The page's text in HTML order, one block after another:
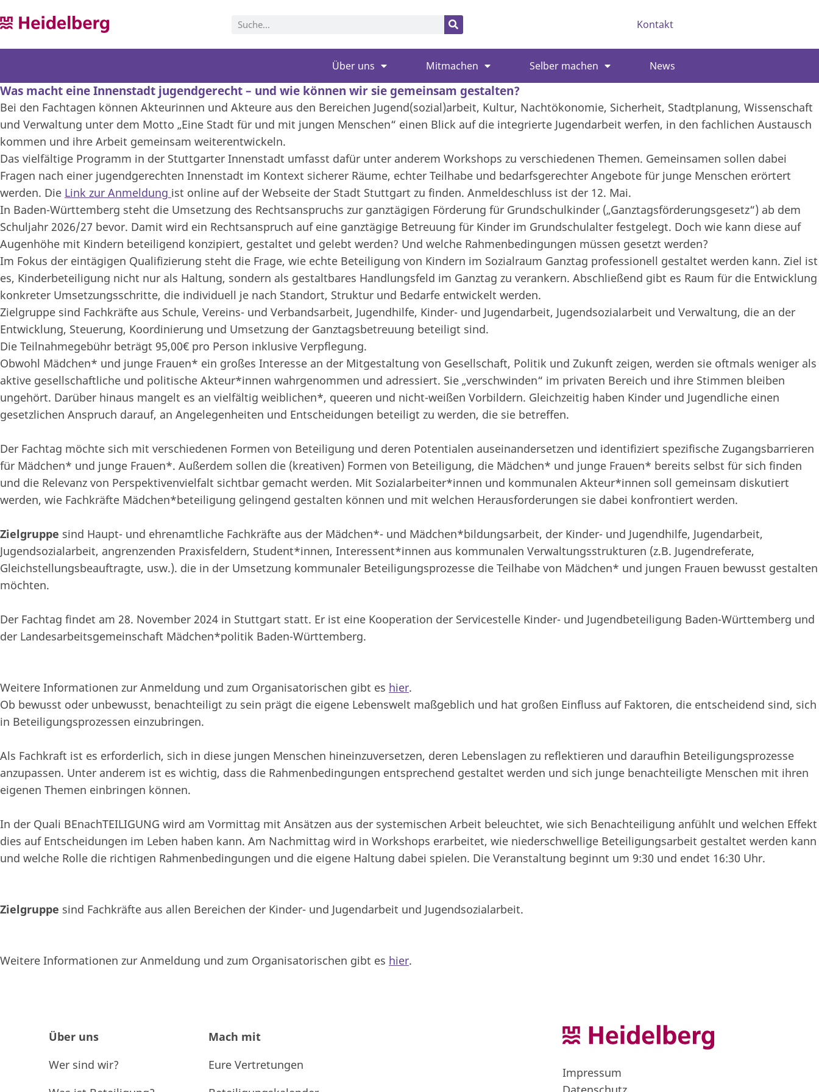
Kontakt
Über uns Mitmachen Selber machen News
Was macht eine Innenstadt jugendgerecht – und wie können wir sie gemeinsam gestalten?
Bei den Fachtagen können Akteurinnen und Akteure aus den Bereichen Jugend(sozial)arbeit, Kultur, Nachtökonomie, Sicherheit, Stadtplanung, Wissenschaft
und Verwaltung unter dem Motto „Eine Stadt für und mit jungen Menschen“ einen Blick auf die integrierte Jugendarbeit werfen, in den fachlichen Austausch
kommen und ihre Arbeit gemeinsam weiterentwickeln.
Das vielfältige Programm in der Stuttgarter Innenstadt umfasst dafür unter anderem Workshops zu verschiedenen Themen. Gemeinsamen sollen dabei
Fragen nach einer jugendgerechten Innenstadt im Kontext sicherer Räume, echter Teilhabe und bedarfsgerechter Angebote für junge Menschen erörtert
werden. Die Link zur Anmeldung ist online auf der Webseite der Stadt Stuttgart zu finden. Anmeldeschluss ist der 12. Mai.
In Baden-Württemberg steht die Umsetzung des Rechtsanspruchs zur ganztägigen Förderung für Grundschulkinder („Ganztagsförderungsgesetz“) ab dem
Schuljahr 2026/27 bevor. Damit wird ein Rechtsanspruch auf eine ganztägige Betreuung für Kinder im Grundschulalter festgelegt. Doch wie kann diese auf
Augenhöhe mit Kindern beteiligend konzipiert, gestaltet und gelebt werden? Und welche Rahmenbedingungen müssen gesetzt werden?
Im Fokus der eintägigen Qualifizierung steht die Frage, wie echte Beteiligung von Kindern im Sozialraum Ganztag professionell gestaltet werden kann. Ziel ist
es, Kinderbeteiligung nicht nur als Haltung, sondern als gestaltbares Handlungsfeld im Ganztag zu verankern. Abschließend gibt es Raum für die Entwicklung
konkreter Umsetzungsschritte, die individuell je nach Standort, Struktur und Bedarfe entwickelt werden.
Zielgruppe sind Fachkräfte aus Schule, Vereins- und Verbandsarbeit, Jugendhilfe, Kinder- und Jugendarbeit, Jugendsozialarbeit und Verwaltung, die an der
Entwicklung, Steuerung, Koordinierung und Umsetzung der Ganztagsbetreuung beteiligt sind.
Die Teilnahmegebühr beträgt 95,00€ pro Person inklusive Verpflegung.
Obwohl Mädchen* und junge Frauen* ein großes Interesse an der Mitgestaltung von Gesellschaft, Politik und Zukunft zeigen, werden sie oftmals weniger als
aktive gesellschaftliche und politische Akteur*innen wahrgenommen und adressiert. Sie „verschwinden“ im privaten Bereich und ihre Stimmen bleiben
ungehört. Darüber hinaus mangelt es an vielfältig weiblichen*, queeren und nicht-weißen Vorbildern. Gleichzeitig haben Kinder und Jugendliche einen
gesetzlichen Anspruch darauf, an Angelegenheiten und Entscheidungen beteiligt zu werden, die sie betreffen.
Der Fachtag möchte sich mit verschiedenen Formen von Beteiligung und deren Potentialen auseinandersetzen und identifiziert spezifische Zugangsbarrieren
für Mädchen* und junge Frauen*. Außerdem sollen die (kreativen) Formen von Beteiligung, die Mädchen* und junge Frauen* bereits selbst für sich finden
und die Relevanz von Perspektivenvielfalt sichtbar gemacht werden. Mit Sozialarbeiter*innen und kommunalen Akteur*innen soll gemeinsam diskutiert
werden, wie Fachkräfte Mädchen*beteiligung gelingend gestalten können und mit welchen Herausforderungen sie dabei konfrontiert werden.
Zielgruppe sind Haupt- und ehrenamtliche Fachkräfte aus der Mädchen*- und Mädchen*bildungsarbeit, der Kinder- und Jugendhilfe, Jugendarbeit,
Jugendsozialarbeit, angrenzenden Praxisfeldern, Student*innen, Interessent*innen aus kommunalen Verwaltungsstrukturen (z.B. Jugendreferate,
Gleichstellungsbeauftragte, usw.). die in der Umsetzung kommunaler Beteiligungsprozesse die Teilhabe von Mädchen* und jungen Frauen bewusst gestalten
möchten.
Der Fachtag findet am 28. November 2024 in Stuttgart statt. Er ist eine Kooperation der Servicestelle Kinder- und Jugendbeteiligung Baden-Württemberg und
der Landesarbeitsgemeinschaft Mädchen*politik Baden-Württemberg.
Weitere Informationen zur Anmeldung und zum Organisatorischen gibt es hier.
Ob bewusst oder unbewusst, benachteiligt zu sein prägt die eigene Lebenswelt maßgeblich und hat großen Einfluss auf Faktoren, die entscheidend sind, sich
in Beteiligungsprozessen einzubringen.
Als Fachkraft ist es erforderlich, sich in diese jungen Menschen hineinzuversetzen, deren Lebenslagen zu reflektieren und daraufhin Beteiligungsprozesse
anzupassen. Unter anderem ist es wichtig, dass die Rahmenbedingungen entsprechend gestaltet werden und sich junge benachteiligte Menschen mit ihren
eigenen Themen einbringen können.
In der Quali BEnachTEILIGUNG wird am Vormittag mit Ansätzen aus der systemischen Arbeit beleuchtet, wie sich Benachteiligung anfühlt und welchen Effekt
dies auf Entscheidungen im Leben haben kann. Am Nachmittag wird in Workshops erarbeitet, wie niederschwellige Beteiligungsarbeit gestaltet werden kann
und welche Rolle die richtigen Rahmenbedingungen und die eigene Haltung dabei spielen. Die Veranstaltung beginnt um 9:30 und endet 16:30 Uhr.
Zielgruppe sind Fachkräfte aus allen Bereichen der Kinder- und Jugendarbeit und Jugendsozialarbeit.
Weitere Informationen zur Anmeldung und zum Organisatorischen gibt es hier.
Über uns
Wer sind wir?
Mach mit
Eure Vertretungen
Impressum